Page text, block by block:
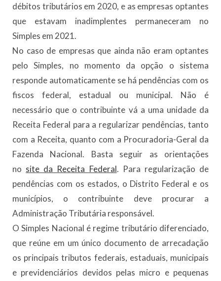
débitos tributários em 2020, e as empresas optantes
que estavam inadimplentes permaneceram no
Simples em 2021.
No caso de empresas que ainda não eram optantes
pelo Simples, no momento da opção o sistema
responde automaticamente se há pendências com os
fiscos federal, estadual ou municipal. Não é
necessário que o contribuinte vá a uma unidade da
Receita Federal para a regularizar pendências, tanto
com a Receita, quanto com a Procuradoria-Geral da
Fazenda Nacional. Basta seguir as orientações
no site da Receita Federal. Para regularização de
pendências com os estados, o Distrito Federal e os
municípios, o contribuinte deve procurar a
Administração Tributária responsável.
O Simples Nacional é regime tributário diferenciado,
que reúne em um único documento de arrecadação
os principais tributos federais, estaduais, municipais
e previdenciários devidos pelas micro e pequenas